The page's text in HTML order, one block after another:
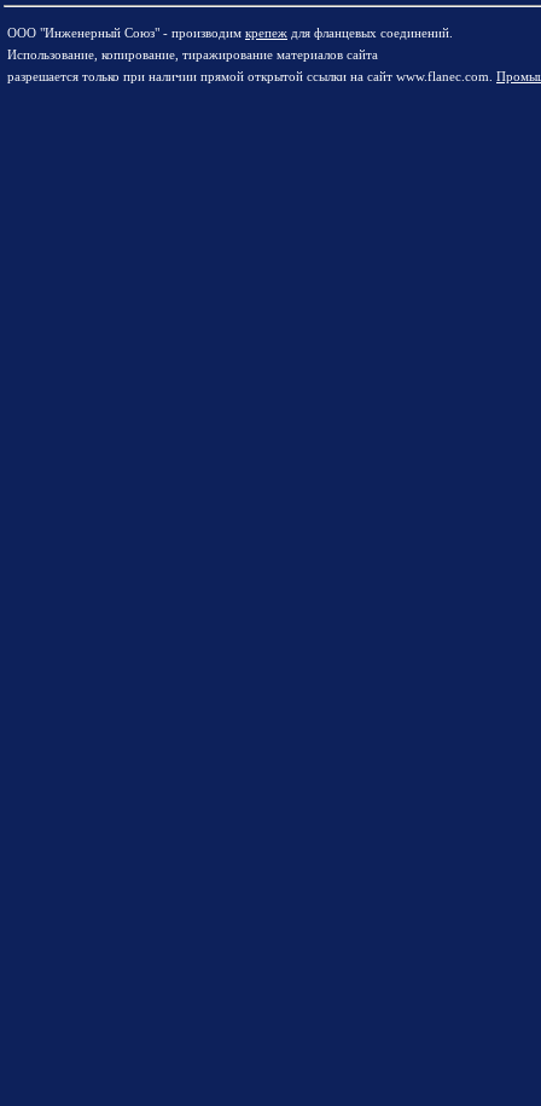
ООО "Инженерный Союз" - производим крепеж для фланцевых соединений.
Использование, копирование, тиражирование материалов сайта
разрешается только при наличии прямой открытой ссылки на сайт www.flanec.com.